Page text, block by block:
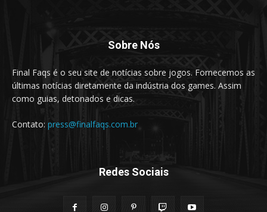
Sobre Nós
Final Faqs é o seu site de notícias sobre jogos. Fornecemos as
últimas notícias diretamente da indústria dos games. Assim
como guias, detonados e dicas.
Contato: press@finalfaqs.com.br
Redes Sociais